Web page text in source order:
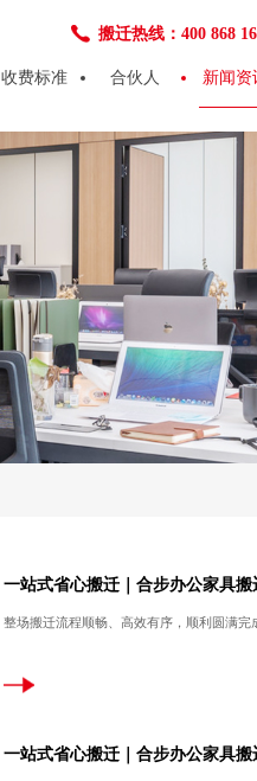
搬迁热线：400 868
收费标准 合伙人 新闻资
一站式省心搬迁｜合步办公家具搬
整场搬迁流程顺畅、高效有序，顺利圆满完
一站式省心搬迁｜合步办公家具搬